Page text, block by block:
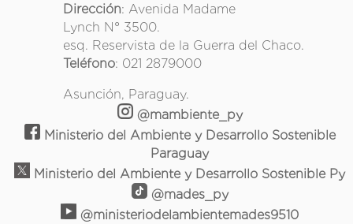
Dirección: Avenida Madame
Lynch N° 3500.
esq. Reservista de la Guerra del Chaco.
Teléfono: 021 2879000
Asunción, Paraguay.
@mambiente_py
Ministerio del Ambiente y Desarrollo Sostenible
Paraguay
Ministerio del Ambiente y Desarrollo Sostenible Py
@mades_py
@ministeriodelambientemades9510